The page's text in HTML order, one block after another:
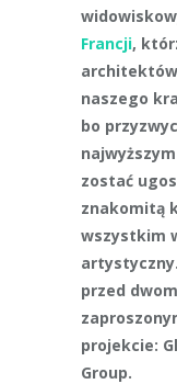
Francji,
naszego
bo
zostać
znakomitą
wszystkim
przed
projekcie:
Group.